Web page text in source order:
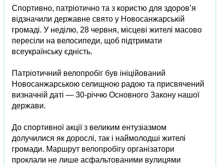
Спортивно, патріотично та з користю для здоров’я
відзначили державне свято у Новосанжарській
громаді. У неділю, 28 червня, місцеві жителі масово
пересіли на велосипеди, щоб підтримати
всеукраїнську єдність.
Патріотичний велопробіг був ініційований
Новосанжарською селищною радою та присвячений
визначній даті — 30-річчю Основного Закону нашої
держави.
До спортивної акції з великим ентузіазмом
долучилися як дорослі, так і наймолодші жителі
громади. Маршрут велопробігу організатори
проклали не лише асфальтованими вулицями